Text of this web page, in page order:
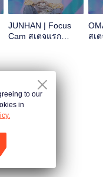
JUNHAN | Focus
Cam สเตจแรก
สเ
to our
in